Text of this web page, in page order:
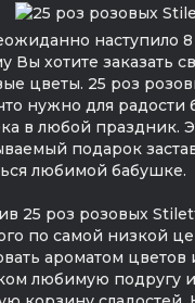
наступило 8
Вы хотите заказать
цветы. 25 роз
нужно для радости
в любой праздник.
подарок
любимой бабушке.
25 роз розовых
по самой низкой
ароматом цветов
любимую подругу